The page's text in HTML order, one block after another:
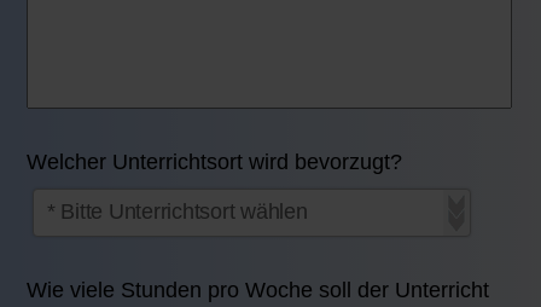
Welcher Unterrichtsort wird bevorzugt?
Wie viele Stunden pro Woche soll der Unterricht